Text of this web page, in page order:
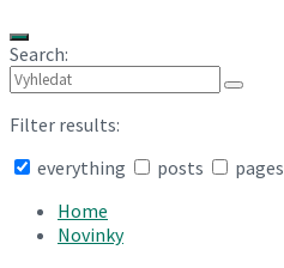
Search:
Filter results:
everything
posts pages
search
Home
Novinky